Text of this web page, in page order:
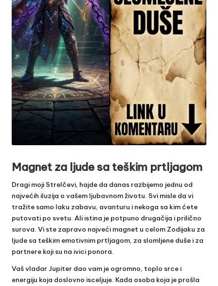
Magnet za ljude sa teškim prtljagom
Dragi moji Strelčevi, hajde da danas razbijemo jednu od
najvećih iluzija o vašem ljubavnom životu. Svi misle da vi
tražite samo laku zabavu, avanturu i nekoga sa kim ćete
putovati po svetu. Ali istina je potpuno drugačija i prilično
surova. Vi ste zapravo najveći magnet u celom Zodijaku za
ljude sa teškim emotivnim prtljagom, za slomljene duše i za
partnere koji su na ivici ponora.
Vaš vladar Jupiter dao vam je ogromno, toplo srce i
energiju koja doslovno isceljuje. Kada osoba koja je prošla